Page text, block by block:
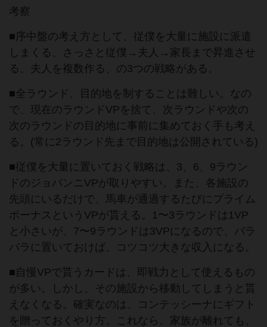
考察
■序中盤の考え方として、従僕を大量に施設に派遣
しまくる、さっさと従僕→夫人→家長まで昇進させ
る、夫人を複数作る、の3つの戦略がある。
■全ラウンド、目的地を制することは難しい。なの
で、現在のラウンドVPを捨て、次ラウンドや次の
次のラウンドの目的地に事前に集めておく手も考え
る。(常に2ラウンド先まで目的地は公開されている)
■従僕を大量に置いておく戦略は、3、6、9ラウン
ドのジョバンニVPが取りやすい。また、各施設の
先頭にいるだけで、馬車が通過するたびにプライム
ボーナスというVPが貰える。1〜3ラウンドは1VP
と小さいが、7〜9ラウンドは3VPになるので、バラ
バラに置いておけば、コツコツ大きな収入になる。
■自慢VPで貰うカードは、即戦力として使えるもの
が多い。しかし、その施設から移動してしまうと貰
えなくなる。確実なのは、コンテッシーナにギフト
を贈っておくやり方。これなら、家族が離れても、